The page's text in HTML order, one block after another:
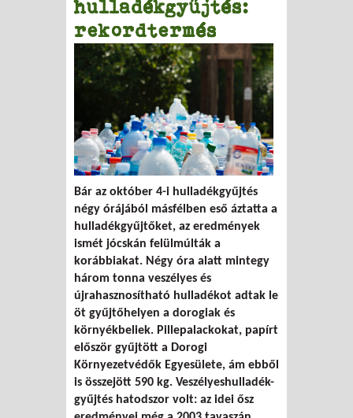
hulladékgyűjtés:
rekordtermés
Bár az október 4-i hulladékgyűjtés
négy órájából másfélben eső áztatta a
hulladékgyűjtőket, az eredmények
ismét jócskán felülmúlták a
korábbiakat. Négy óra alatt mintegy
három tonna veszélyes és
újrahasznosítható hulladékot adtak le
öt gyűjtőhelyen a dorogiak és
környékbeliek. Pillepalackokat, papírt
először gyűjtött a Dorogi
Környezetvédők Egyesülete, ám ebből
is összejött 590 kg. Veszélyeshulladék-
gyűjtés hatodszor volt: az idei ősz